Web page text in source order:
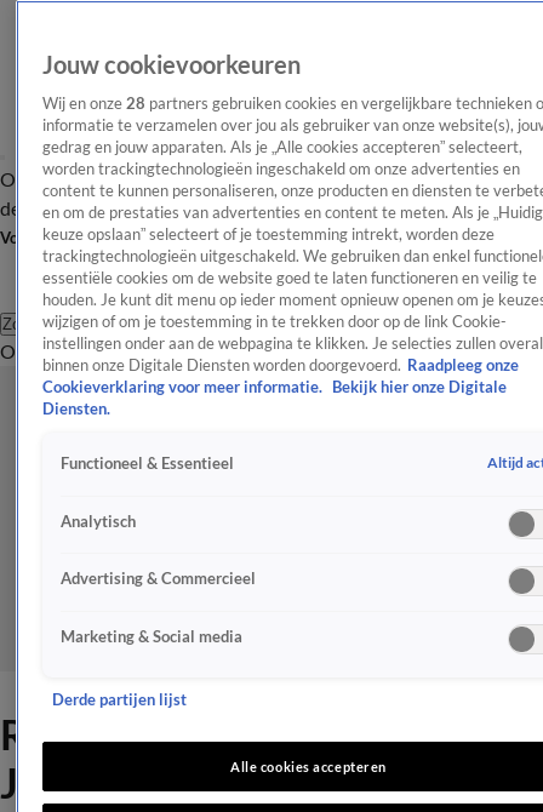
OverzichtAfleveringen Entertainment TV Algemeen
Tip
de redactieNieuwsbrief
Volg Shownieuws
Zoeken
OverzichtEntertainmentSpraakmakendRealityCrimeVideo's
Rechtszaak over chantage
Johnny de Mol uitgesteld
Jouw cookievoorkeuren
Wij en onze 28 partners gebruiken cookies en vergelijkbare technieken
informatie te verzamelen over jou als gebruiker van onze website(s),
gedrag en jouw apparaten. Als je „Alle cookies accepteren” selecteert,
worden trackingtechnologieën ingeschakeld om onze advertenties en
content te kunnen personaliseren, onze producten en diensten te
en om de prestaties van advertenties en content te meten. Als je
keuze opslaan” selecteert of je toestemming intrekt, worden deze
trackingtechnologieën uitgeschakeld. We gebruiken dan enkel
essentiële cookies om de website goed te laten functioneren en veilig te
houden. Je kunt dit menu op ieder moment opnieuw openen om je
wijzigen of om je toestemming in te trekken door op de link Cookie-
instellingen onder aan de webpagina te klikken. Je selecties zullen overal
binnen onze Digitale Diensten worden doorgevoerd. Raadpleeg onze
Cookieverklaring voor meer informatie.
Bekijk hier onze Digitale
Diensten.
Functioneel & Essentieel Altijd
Analytisch
Advertising & Commercieel
Marketing & Social media
Derde partijen lijst
Alle cookies accepteren